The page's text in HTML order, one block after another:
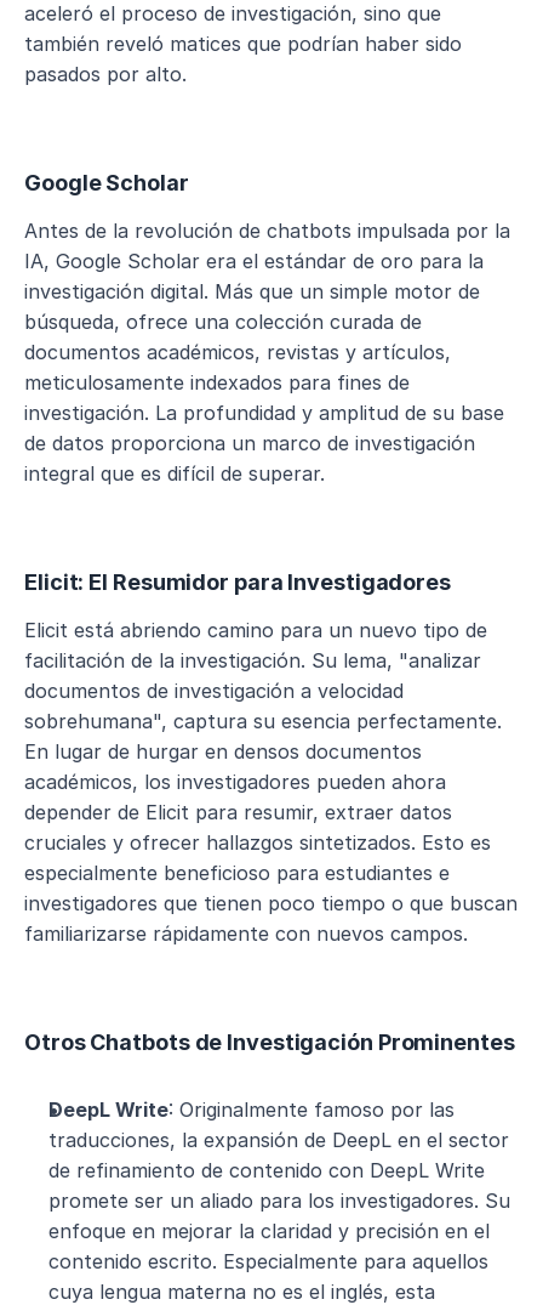
aceleró el proceso de investigación, sino que
también reveló matices que podrían haber sido
pasados por alto.
Google Scholar
Antes de la revolución de chatbots impulsada por la
IA, Google Scholar era el estándar de oro para la
investigación digital. Más que un simple motor de
búsqueda, ofrece una colección curada de
documentos académicos, revistas y artículos,
meticulosamente indexados para fines de
investigación. La profundidad y amplitud de su base
de datos proporciona un marco de investigación
integral que es difícil de superar.
Elicit: El Resumidor para Investigadores
Elicit está abriendo camino para un nuevo tipo de
facilitación de la investigación. Su lema, "analizar
documentos de investigación a velocidad
sobrehumana", captura su esencia perfectamente.
En lugar de hurgar en densos documentos
académicos, los investigadores pueden ahora
depender de Elicit para resumir, extraer datos
cruciales y ofrecer hallazgos sintetizados. Esto es
especialmente beneficioso para estudiantes e
investigadores que tienen poco tiempo o que buscan
familiarizarse rápidamente con nuevos campos.
Otros Chatbots de Investigación Prominentes
DeepL Write: Originalmente famoso por las
traducciones, la expansión de DeepL en el sector
de refinamiento de contenido con DeepL Write
promete ser un aliado para los investigadores. Su
enfoque en mejorar la claridad y precisión en el
contenido escrito. Especialmente para aquellos
cuya lengua materna no es el inglés, esta